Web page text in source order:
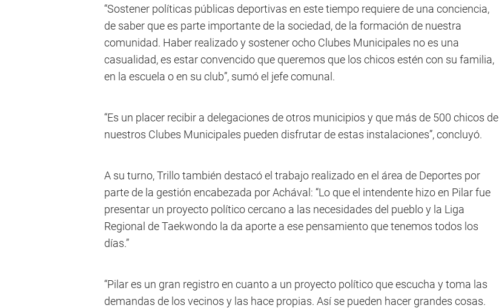
“Sostener políticas públicas deportivas en este tiempo requiere de una conciencia,
de saber que es parte importante de la sociedad, de la formación de nuestra
comunidad. Haber realizado y sostener ocho Clubes Municipales no es una
casualidad, es estar convencido que queremos que los chicos estén con su familia,
en la escuela o en su club”, sumó el jefe comunal.
“Es un placer recibir a delegaciones de otros municipios y que más de 500 chicos de
nuestros Clubes Municipales pueden disfrutar de estas instalaciones”, concluyó.
A su turno, Trillo también destacó el trabajo realizado en el área de Deportes por
parte de la gestión encabezada por Achával: “Lo que el intendente hizo en Pilar fue
presentar un proyecto político cercano a las necesidades del pueblo y la Liga
Regional de Taekwondo la da aporte a ese pensamiento que tenemos todos los
días.”
“Pilar es un gran registro en cuanto a un proyecto político que escucha y toma las
demandas de los vecinos y las hace propias. Así se pueden hacer grandes cosas.